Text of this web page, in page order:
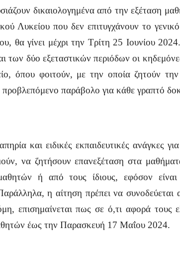
δικαιολογημένα από την εξέταση
Λυκείου που δεν επιτυγχάνουν το
θα γίνει μέχρι την Τρίτη 25 Ιουνίου
των δύο εξεταστικών περιόδων οι
όπου φοιτούν, με την οποία ζητούν
προβλεπόμενο παράβολο για κάθε γραπτό
και ειδικές εκπαιδευτικές ανάγκες
να ζητήσουν επανεξέταση στα
ή από τους ίδιους, εφόσον
η αίτηση πρέπει να
επισημαίνεται πως σε ό,τι αφορά τους
έως την Παρασκευή 17 Μαΐου 2024.